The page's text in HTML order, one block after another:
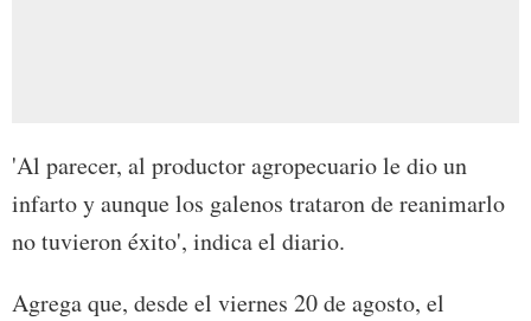
'Al parecer, al productor agropecuario le dio un
infarto y aunque los galenos trataron de reanimarlo
no tuvieron éxito', indica el diario.
Agrega que, desde el viernes 20 de agosto, el